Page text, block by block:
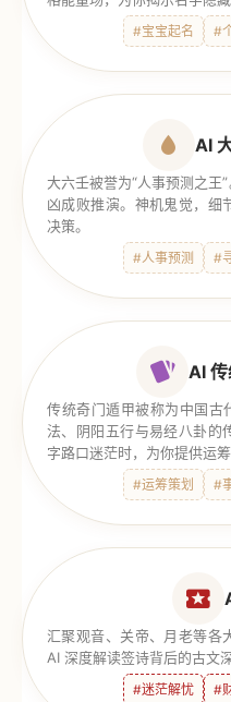
#宝宝起名 #
AI
大六壬被誉为“人事预测之王
凶成败推演。神机鬼觉，细
决策。
#人事预测 #
AI
传统奇门遁甲被称为中国古
法、阴阳五行与易经八卦的
字路口迷茫时，为你提供运筹
#运筹策划 #
汇聚观音、关帝、月老等各
AI 深度解读签诗背后的古文
#迷茫解忧 #